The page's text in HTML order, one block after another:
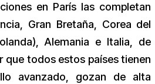
en París las completan
Gran Bretaña, Corea del
Alemania e Italia, de
que todos estos países tienen
avanzado, gozan de alta